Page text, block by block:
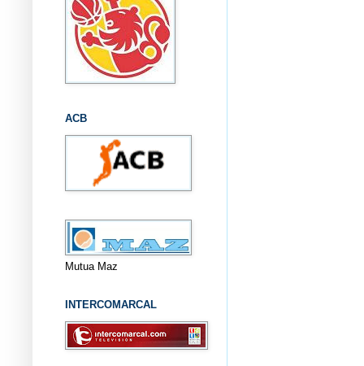
ACB
Mutua Maz
INTERCOMARCAL